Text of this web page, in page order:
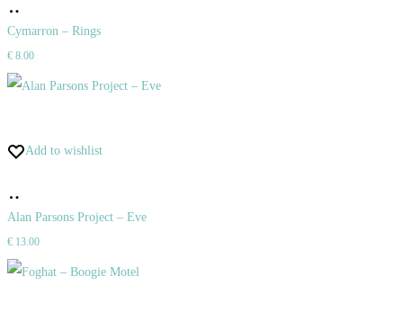
do
košíka
Cymarron – Rings
€ 8.00
Add to wishlist
do
košíka
Alan Parsons Project – Eve
€ 13.00